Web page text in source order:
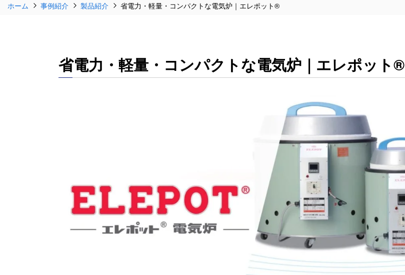
ホーム 事例紹介 製品紹介 省電力・軽量・コンパクトな電気炉｜エレポット®
省電力・軽量・コンパクトな電気炉｜エレポット®